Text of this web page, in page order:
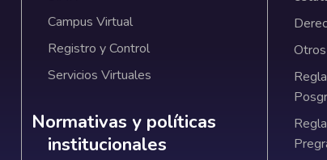
Campus Virtual
Registro y Control
Servicios Virtuales
Normativas y políticas
Normativas y políticas
institucionales